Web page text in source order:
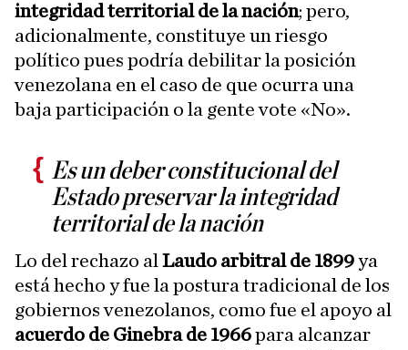
integridad territorial de la nación; pero,
adicionalmente, constituye un riesgo
político pues podría debilitar la posición
venezolana en el caso de que ocurra una
baja participación o la gente vote «No».
Es un deber constitucional del
Estado preservar la integridad
territorial de la nación
Lo del rechazo al Laudo arbitral de 1899ya
está hecho y fue la postura tradicional de los
gobiernos venezolanos, como fue el apoyo al
acuerdo de Ginebra de 1966para alcanzar